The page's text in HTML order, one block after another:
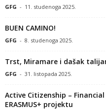
GFG - 11. studenoga 2025.
BUEN CAMINO!
GFG - 8. studenoga 2025.
Trst, Miramare i dašak
GFG - 31. listopada 2025.
Active Citizenship –
ERASMUS+ projektu